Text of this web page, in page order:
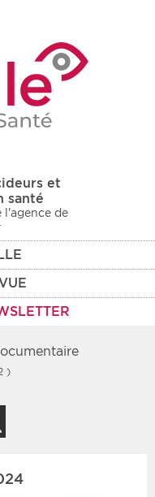
et
santé
l'agence de
d'information
Rendez-vous
)